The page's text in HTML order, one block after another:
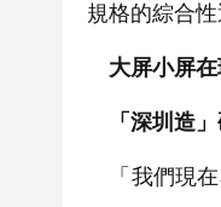
規格的綜合
大屏小屏
「深圳造」
「我們現在